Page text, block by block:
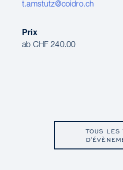
t.amstutz@coidro.ch
Prix
ab CHF 240.00
TOUS LES